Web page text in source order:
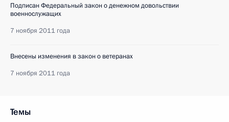
Подписан Федеральный закон о денежном довольствии
военнослужащих
7 ноября 2011 года
Внесены изменения в закон о ветеранах
7 ноября 2011 года
Темы